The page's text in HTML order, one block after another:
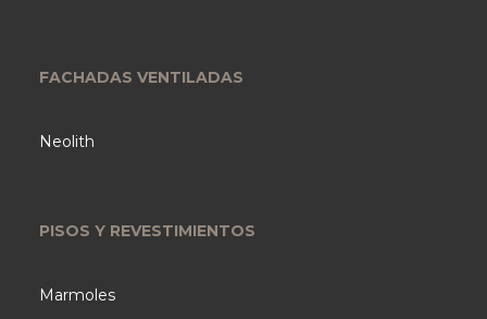
FACHADAS VENTILADAS
Neolith
PISOS Y REVESTIMIENTOS
Marmoles